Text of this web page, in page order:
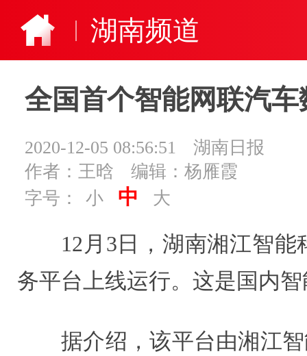
湖南频道
全国首个智能网联汽
2020-12-05 08:56:51
湖南日报
作者：王晗
编辑：杨雁霞
字号：
小 中 大
12月3日，湖南湘江智
务平台上线运行。这是国内
据介绍，该平台由湘江